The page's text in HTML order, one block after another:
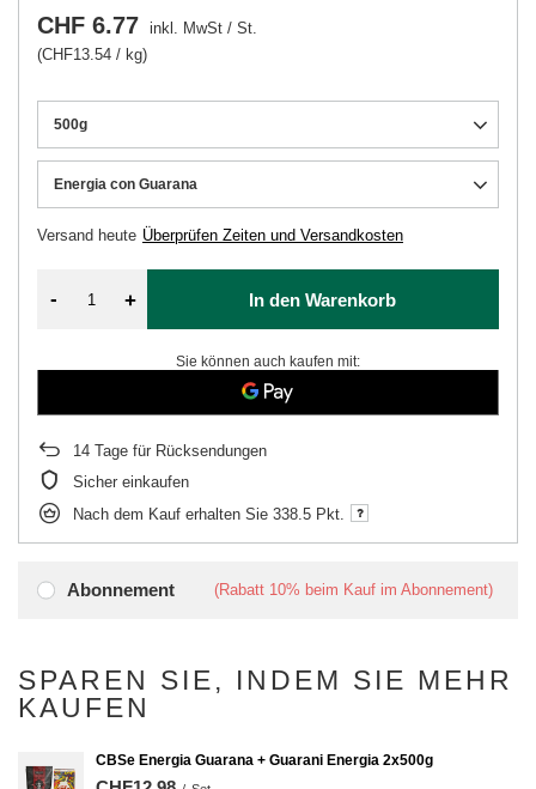
Abonnement (Rabatt 10% beim Kauf im Abonnement)
500g
Energia con Guarana
Versand heute Überprüfen Zeiten und Versandkosten
CHF 6.77 inkl. MwSt / St.
(CHF13.54 / kg)
- + In den Warenkorb
Sie können auch kaufen mit:
14 Tage für Rücksendungen
Sicher einkaufen
Nach dem Kauf erhalten Sie 338.5 Pkt.
SPAREN SIE, INDEM SIE MEHR
KAUFEN
CBSe Energia Guarana + Guarani Energia 2x500g